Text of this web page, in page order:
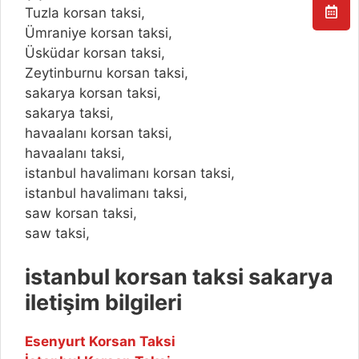
Tuzla korsan taksi,
Ümraniye korsan taksi,
Üsküdar korsan taksi,
Zeytinburnu korsan taksi,
sakarya korsan taksi,
sakarya taksi,
havaalanı korsan taksi,
havaalanı taksi,
istanbul havalimanı korsan taksi,
istanbul havalimanı taksi,
saw korsan taksi,
saw taksi,
istanbul korsan taksi sakarya
iletişim bilgileri
Esenyurt Korsan Taksi